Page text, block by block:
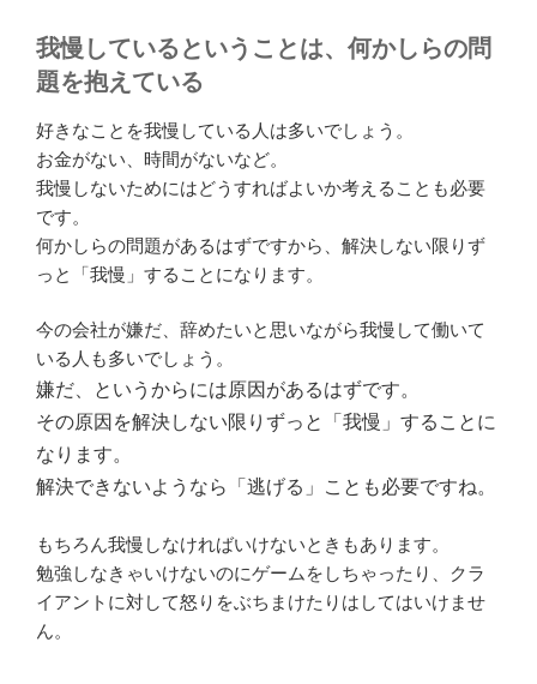
我慢しているということは、何かしらの問
題を抱えている
好きなことを我慢している人は多いでしょう。
お金がない、時間がないなど。
我慢しないためにはどうすればよいか考えることも必要
です。
何かしらの問題があるはずですから、解決しない限りず
っと「我慢」することになります。
今の会社が嫌だ、辞めたいと思いながら我慢して働いて
いる人も多いでしょう。
嫌だ、というからには原因があるはずです。
その原因を解決しない限りずっと「我慢」することに
なります。
解決できないようなら「逃げる」ことも必要ですね。
もちろん我慢しなければいけないときもあります。
勉強しなきゃいけないのにゲームをしちゃったり、クラ
イアントに対して怒りをぶちまけたりはしてはいけませ
ん。